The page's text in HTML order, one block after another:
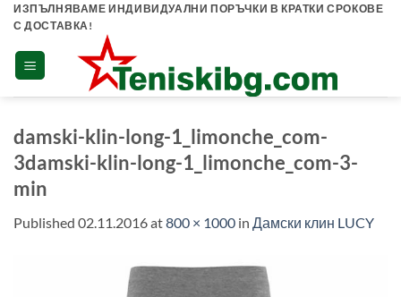
Skip
content
ИЗПЪЛНЯВАМЕ ИНДИВИДУАЛНИ ПОРЪЧКИ В КРАТКИ СРОКОВЕ
С ДОСТАВКА!
damski-klin-long-1_limonche_com-
3damski-klin-long-1_limonche_com-3-
min
Published 02.11.2016at800 × 1000 in Дамски клин LUCY